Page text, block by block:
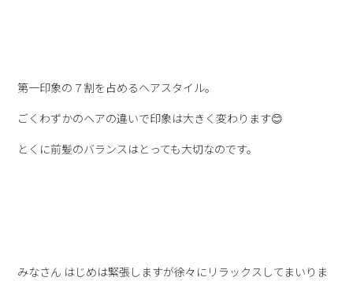
第一印象の７割を占めるヘアスタイル。
ごくわずかのヘアの違いで印象は大きく変わります😊
とくに前髪のバランスはとっても大切なのです。
みなさん はじめは緊張しますが徐々にリラックスしてまいりま